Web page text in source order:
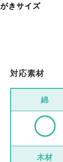
きサイズ
対応素材
綿
木材